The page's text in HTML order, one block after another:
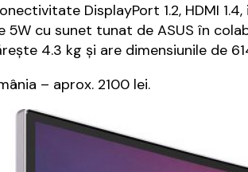
DisplayPort 1.2, HDMI
5W cu sunet tunat de ASUS în
4.3 kg și are dimensiunile de
– aprox. 2100 lei.